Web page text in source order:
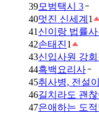
39모범택시 3
40멋진 신세계 1
41 신이랑 법률
42손태진1
43신입사원 강
44흑백요리사
45취사병, 전설
46길치라도 괜
47은애하는 도